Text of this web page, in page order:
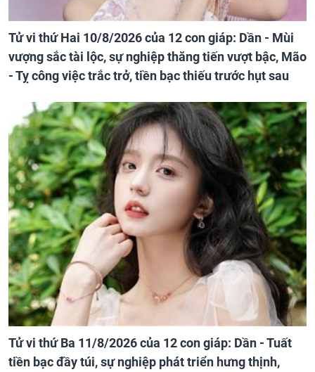
Tử vi thứ Hai 10/8/2026 của 12 con giáp: Dần - Mùi
vượng sắc tài lộc, sự nghiệp thăng tiến vượt bậc, Mão
- Tỵ công việc trắc trở, tiền bạc thiếu trước hụt sau
Tử vi thứ Ba 11/8/2026 của 12 con giáp: Dần - Tuất
tiền bạc đầy túi, sự nghiệp phát triển hưng thịnh,